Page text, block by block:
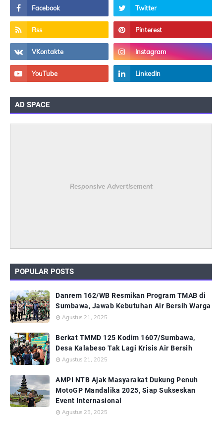
AD SPACE
Responsive Advertisement
POPULAR POSTS
Danrem 162/WB Resmikan Program TMAB di
Sumbawa, Jawab Kebutuhan Air Bersih Warga
Agustus 21, 2025
Berkat TMMD 125 Kodim 1607/Sumbawa,
Desa Kalabeso Tak Lagi Krisis Air Bersih
Agustus 21, 2025
AMPI NTB Ajak Masyarakat Dukung Penuh
MotoGP Mandalika 2025, Siap Sukseskan
Event Internasional
Agustus 25, 2025